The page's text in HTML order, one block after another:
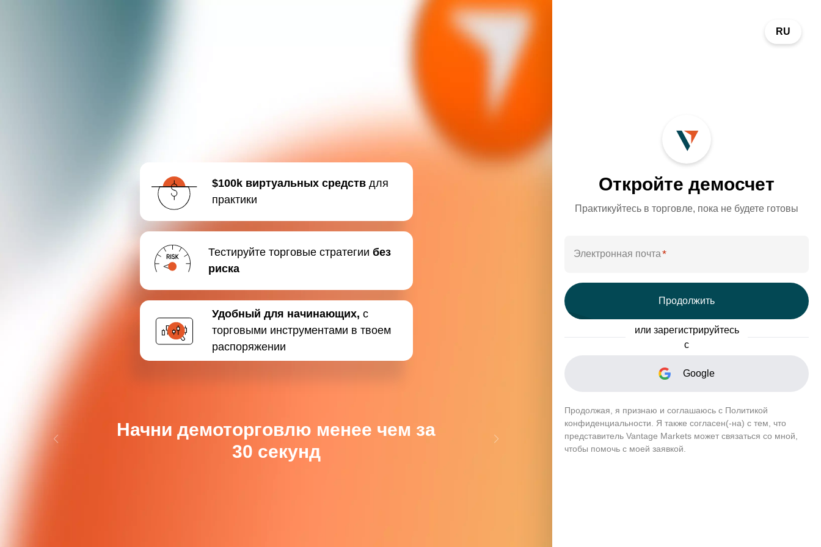
$100k виртуальных средствдля
практики
Тестируйте торговые стратегии без
риска
Удобный для начинающих, с
торговыми инструментами в твоем
распоряжении
Начни демоторговлю менее чем за
30 секунд
Самый инновационный
Лучший международный
Лучшие в своем классе -
Всемирно
Откройте демосчет
Практикуйтесь в торговле, пока не будете готовы
Электронная почта*
Продолжить
или зарегистрируйтесь
с
Google
Продолжая, я признаю и соглашаюсь с Политикой
конфиденциальности. Я также согласен(-на) с тем, что
представитель Vantage Markets может связаться со мной,
чтобы помочь с моей заявкой.
RU